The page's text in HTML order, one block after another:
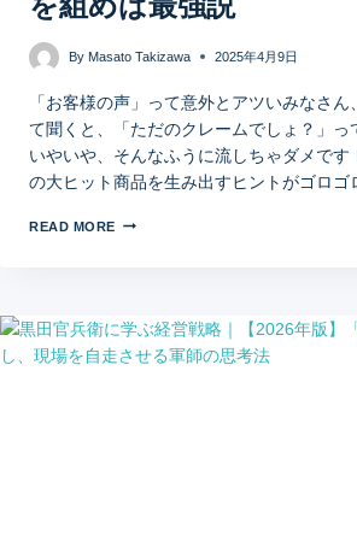
By Masato Takizawa 2025年4月9日
「お客様の声」って意外とアツいみなさ
て聞くと、「ただのクレームでしょ？」っ
いやいや、そんなふうに流しちゃダメです
の大ヒット商品を生み出すヒントがゴロゴ
READ MORE